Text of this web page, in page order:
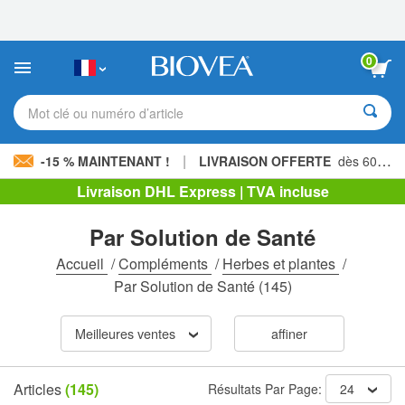
:
site
comprend
un
d'accessibilité.
0
Mot clé ou numéro d’article
-15 % MAINTENANT ! | LIVRAISON OFFERTE dès 60,00 € »
Livraison DHL Express | TVA incluse
Par Solution de Santé
Accueil /Compléments /Herbes et plantes /
Par Solution de Santé(145)
Meilleures ventes affiner
Articles(145) Résultats Par Page: 24